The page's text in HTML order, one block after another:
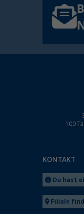
100
KONTAKT
Du hast
Filiale